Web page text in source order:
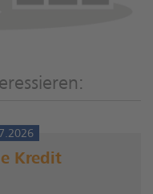
Kredit